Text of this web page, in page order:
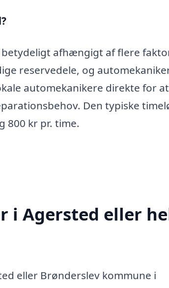
afhængigt af flere
reservedele, og
automekanikere direkte for
Den typiske
800 kr pr. time.
i Agersted eller
eller Brønderslev kommune i